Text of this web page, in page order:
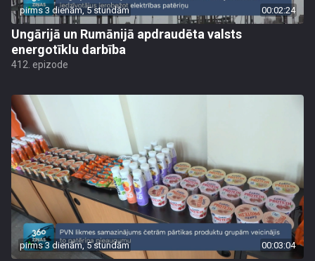
pirms 3 dienām, 5 stundām 00:02:24
Ungārijā un Rumānijā apdraudēta valsts
energotīklu darbība
412. epizode
pirms 3 dienām, 5 stundām 00:03:04